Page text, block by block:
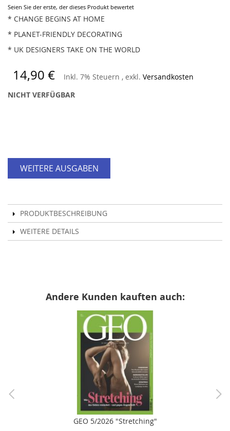
Seien Sie der erste, der dieses Produkt bewertet
* CHANGE BEGINS AT HOME
* PLANET-FRIENDLY DECORATING
* UK DESIGNERS TAKE ON THE WORLD
14,90 € Inkl. 7% Steuern , exkl. Versandkosten
NICHT VERFÜGBAR
WEITERE AUSGABEN
PRODUKTBESCHREIBUNG
WEITERE DETAILS
Zum
Anfang
Bildergalerie
springen
Andere Kunden kauften auch:
GEO 5/2026 "Stretching"